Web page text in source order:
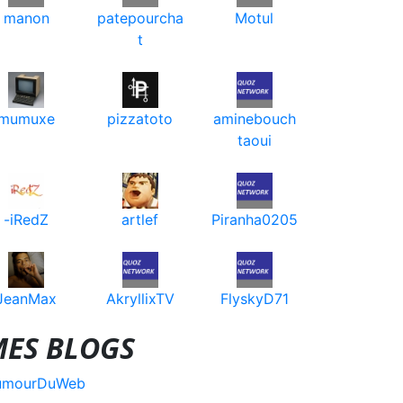
manon
patepourcha
t
Motul
pizzatoto
aminebouch
taoui
-iRedZ artlef Piranha0205
AkryllixTV FlyskyD71
BLOGS